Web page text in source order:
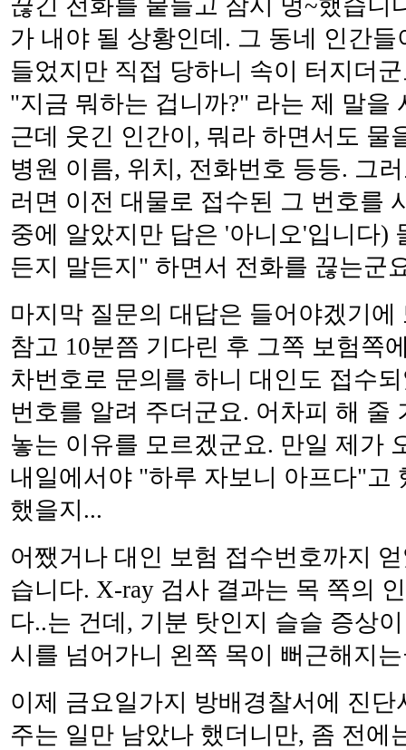
끊긴 전화를 붙들고 잠시 멍~했습니
가 내야 될 상황인데. 그 동네 인간
들었지만 직접 당하니 속이 터지더
"지금 뭐하는 겁니까?" 라는 제 말을
근데 웃긴 인간이, 뭐라 하면서도 물
병원 이름, 위치, 전화번호 등등. 그
러면 이전 대물로 접수된 그 번호를
중에 알았지만 답은 '아니오'입니다)
든지 말든지" 하면서 전화를 끊는군
마지막 질문의 대답은 들어야겠기
참고 10분쯤 기다린 후 그쪽 보험쪽
차번호로 문의를 하니 대인도 접수
번호를 알려 주더군요. 어차피 해 줄
놓는 이유를 모르겠군요. 만일 제가
내일에서야 "하루 자보니 아프다"고
했을지...
어쨌거나 대인 보험 접수번호까지
습니다. X-ray 검사 결과는 목 쪽의
다..는 건데, 기분 탓인지 슬슬 증상
시를 넘어가니 왼쪽 목이 뻐근해지
이제 금요일가지 방배경찰서에 진
주는 일만 남았나 했더니만, 좀 전에